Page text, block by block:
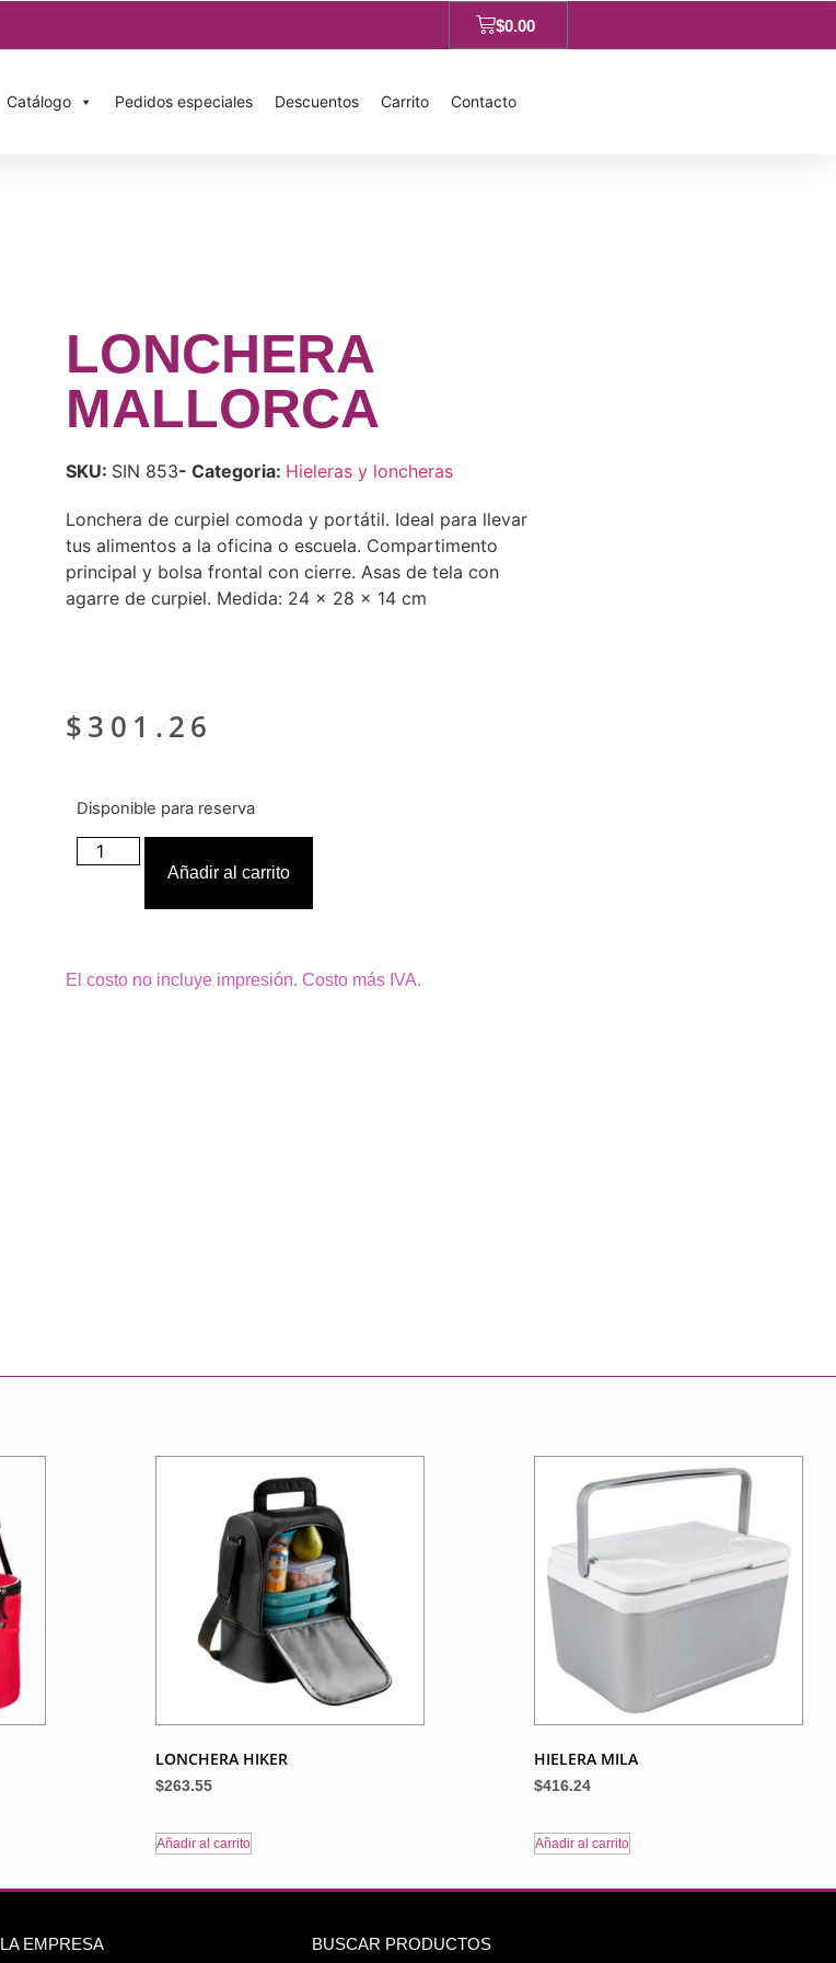
$0.00
Catálogo Pedidos especiales Descuentos Carrito Contacto
LONCHERA
MALLORCA
SKU: SIN 853- Categoria: Hieleras y loncheras
Lonchera de curpiel comoda y portátil. Ideal para llevar
tus alimentos a la oficina o escuela. Compartimento
principal y bolsa frontal con cierre. Asas de tela con
agarre de curpiel. Medida: 24 x 28 x 14 cm
$301.26
Disponible para reserva
Añadir al carrito
El costo no incluye impresión. Costo más IVA.
LONCHERA HIKER
$263.55
Añadir al carrito
HIELERA MILA
$416.24
Añadir al carrito
LA EMPRESA BUSCAR PRODUCTOS